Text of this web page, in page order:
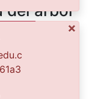
del árbol
×